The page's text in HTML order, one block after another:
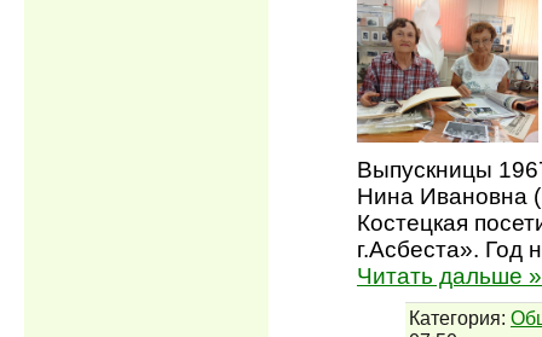
Выпускницы
Нина Ивановна
Костецкая
г.Асбеста». Год
Читать дальше »
Категория: